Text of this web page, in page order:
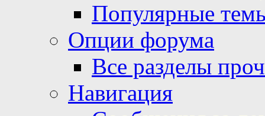
Популярные
Опции форума
Все разделы
Навигация